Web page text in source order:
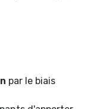
par le biais